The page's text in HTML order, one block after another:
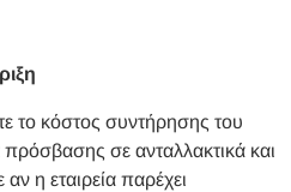
το κόστος συντήρησης του
σε ανταλλακτικά και
η εταιρεία παρέχει